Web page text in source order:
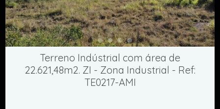
Terreno Indústrial com área de
22.621,48m2. ZI - Zona Industrial - Ref:
TE0217-AMI